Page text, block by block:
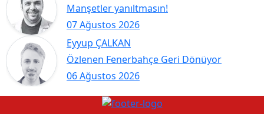
07 Ağustos 2026
Manşetler yanıltmasın!
Eyyup ÇALKAN
06 Ağustos 2026
Özlenen Fenerbahçe Geri Dönüyor